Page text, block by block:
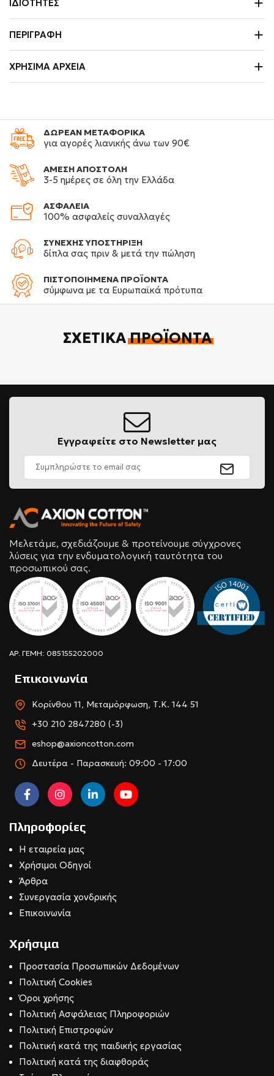
ΙΔΙΌΤΗΤΕΣ
ΠΕΡΙΓΡΑΦΉ
ΧΡΉΣΙΜΑ ΑΡΧΕΊΑ
ΔΩΡΕΑΝ ΜΕΤΑΦΟΡΙΚΑ
για αγορές λιανικής άνω των 90€
ΑΜΕΣΗ ΑΠΟΣΤΟΛΗ
3-5 ημέρες σε όλη την Ελλάδα
ΑΣΦΑΛΕΙΑ
100% ασφαλείς συναλλαγές
ΣΥΝΕΧΗΣ ΥΠΟΣΤΗΡΙΞΗ
δίπλα σας πριν & μετά την πώληση
ΠΙΣΤΟΠΟΙΗΜΕΝΑ ΠΡΟΪΟΝΤΑ
σύμφωνα με τα Ευρωπαϊκά πρότυπα
ΣΧΕΤΙΚΆΠΡΟΪΌΝΤΑ
Εγγραφείτε στο Newsletter μας
Μελετάμε, σχεδιάζουμε & προτείνουμε σύγχρονες
λύσεις για την ενδυματολογική ταυτότητα του
προσωπικού σας.
ΑΡ. ΓΕΜΗ: 085155202000
Επικοινωνία
Κορίνθου 11, Μεταμόρφωση, Τ.Κ. 144 51
+30 210 2847280 (-3)
eshop@axioncotton.com
Δευτέρα - Παρασκευή: 09:00 - 17:00
Πληροφορίες
Η εταιρεία μας
Χρήσιμοι Οδηγοί
Άρθρα
Συνεργασία χονδρικής
Επικοινωνία
Χρήσιμα
Προστασία Προσωπικών Δεδομένων
Πολιτική Cookies
Όροι χρήσης
Πολιτική Ασφάλειας Πληροφοριών
Πολιτική Επιστροφών
Πολιτική κατά της παιδικής εργασίας
Πολιτική κατά της διαφθοράς